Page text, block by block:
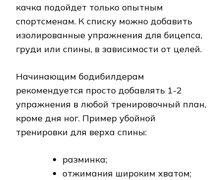
качка подойдет только опытным
спортсменам. К списку можно добавить
изолированные упражнения для бицепса,
груди или спины, в зависимости от целей.
Начинающим бодибилдерам
рекомендуется просто добавлять 1-2
упражнения в любой тренировочный план,
кроме дня ног. Пример убойной
тренировки для верха спины:
разминка;
отжимания широким хватом;